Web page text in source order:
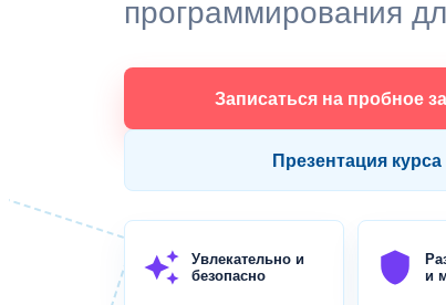
программирования
Записаться на пробное
Презентация курса
auto_awesome
Увлекательно и
безопасно
shield
и